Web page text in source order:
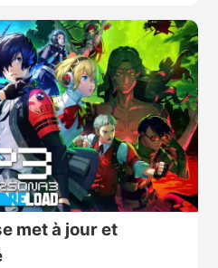
met à jour et